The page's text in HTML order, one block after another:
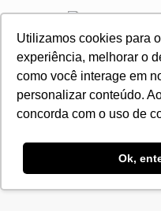
Utilizamos cookies para
experiência, melhorar o
como você interage em
personalizar conteúdo.
concorda com o uso de
Ok,
11 3879-
Na Mídia
Home / Na